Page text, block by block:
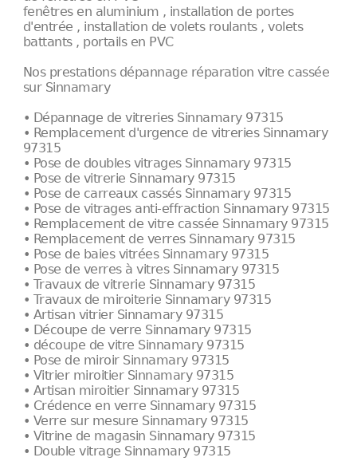
fenêtres en aluminium , installation de portes
d'entrée , installation de volets roulants , volets
battants , portails en PVC
Nos prestations dépannage réparation vitre cassée
sur Sinnamary
• Dépannage de vitreries Sinnamary 97315
• Remplacement d'urgence de vitreries Sinnamary
97315
• Pose de doubles vitrages Sinnamary 97315
• Pose de vitrerie Sinnamary 97315
• Pose de carreaux cassés Sinnamary 97315
• Pose de vitrages anti-effraction Sinnamary 97315
• Remplacement de vitre cassée Sinnamary 97315
• Remplacement de verres Sinnamary 97315
• Pose de baies vitrées Sinnamary 97315
• Pose de verres à vitres Sinnamary 97315
• Travaux de vitrerie Sinnamary 97315
• Travaux de miroiterie Sinnamary 97315
• Artisan vitrier Sinnamary 97315
• Découpe de verre Sinnamary 97315
• découpe de vitre Sinnamary 97315
• Pose de miroir Sinnamary 97315
• Vitrier miroitier Sinnamary 97315
• Artisan miroitier Sinnamary 97315
• Crédence en verre Sinnamary 97315
• Verre sur mesure Sinnamary 97315
• Vitrine de magasin Sinnamary 97315
• Double vitrage Sinnamary 97315